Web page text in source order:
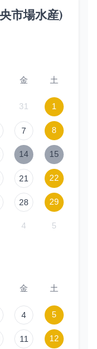
市場水産)
金 土
31 1
7 8
14 15
21 22
28 29
4 5
金 土
4 5
11 12